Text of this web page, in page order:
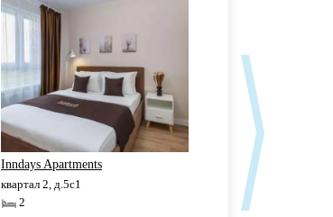
Inndays Apartments
квартал 2, д.5с1
2
Inndays Apartments
квартал 2, д.5с3